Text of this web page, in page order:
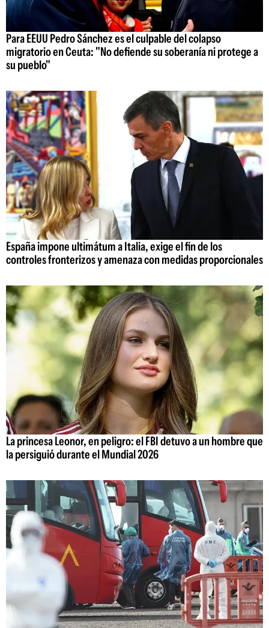
Para EEUU Pedro Sánchez es el culpable del colapso
migratorio en Ceuta: "No defiende su soberanía ni protege a
su pueblo"
España impone ultimátum a Italia, exige el fin de los
controles fronterizos y amenaza con medidas proporcionales
La princesa Leonor, en peligro: el FBI detuvo a un hombre que
la persiguió durante el Mundial 2026